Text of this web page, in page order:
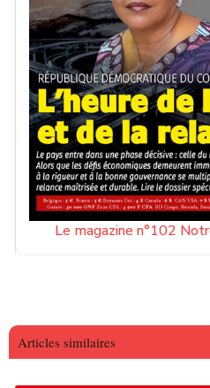
Le magazine n°102
Articles similaires